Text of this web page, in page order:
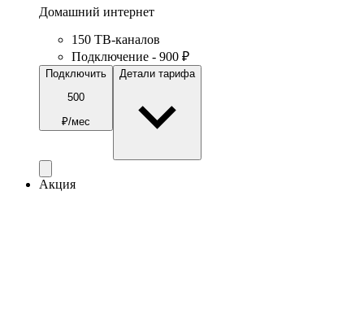
Домашний интернет
150 ТВ-каналов
Подключение - 900 ₽
Подключить
500
₽/мес
Детали тарифа
Акция